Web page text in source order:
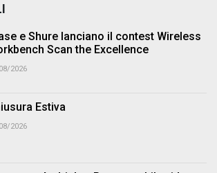
e Shure lanciano il contest Wireless
Scan the Excellence
2026
Estiva
2026